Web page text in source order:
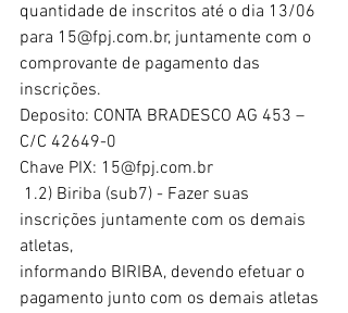
quantidade de inscritos até o dia 13/06
para 15@fpj.com.br, juntamente com o
comprovante de pagamento das
inscrições.
Deposito: CONTA BRADESCO AG 453 –
C/C 42649-0
Chave PIX: 15@fpj.com.br
inscrições juntamente com os demais
atletas,
informando BIRIBA, devendo efetuar o
pagamento junto com os demais atletas